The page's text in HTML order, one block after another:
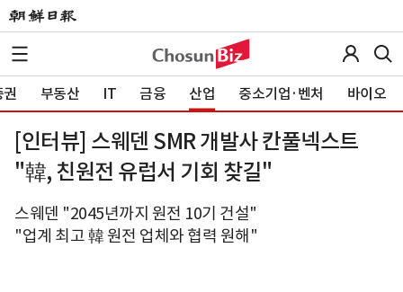
부동산 IT 금융 산업 중소기업·벤처 바이오
[인터뷰] 스웨덴 SMR 개발사 칸풀넥스트
"韓, 친원전 유럽서 기회 찾길"
스웨덴 "2045년까지 원전 10기 건설"
"업계 최고 韓 원전 업체와 협력 원해"